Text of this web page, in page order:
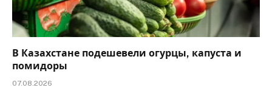
В Казахстане подешевели огурцы, капуста и
помидоры
07.08.2026